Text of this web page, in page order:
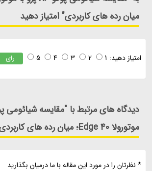
میان رده های کاربردی" امتیاز دهید
امتیاز دهید: 1
2
3
4
5 رای
موتورولا Edge 40؛ میان رده های کاربردی"
* نظرتان را در مورد این مقاله با ما درمیان بگذارید